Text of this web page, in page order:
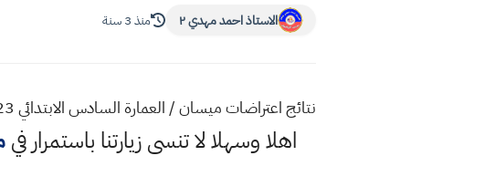
الاستاذ احمد مهدي ٢ منذ 3 سنة
نتائج اعتراضات ميسان / العمارة السادس الابتدائي 2023 الدور الاول
اهلا وسهلالا تنسى زيارتنا باستمرار في